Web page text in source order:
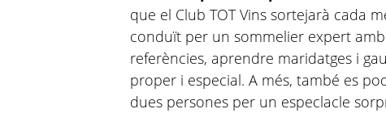
que el Club TOT Vins sortejarà cada
conduït per un sommelier expert
referències, aprendre maridatges i
proper i especial. A més, també es
dues persones per un especlacle